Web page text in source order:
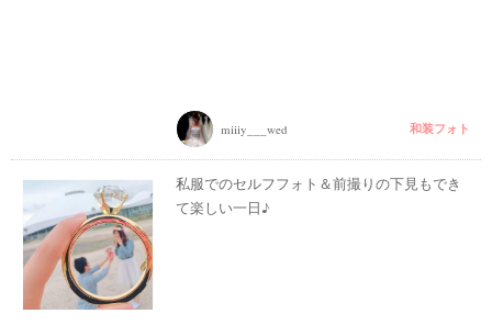
miiiy___wed 和装フォト
私服でのセルフフォト＆前撮りの下見もでき
て楽しい一日♪